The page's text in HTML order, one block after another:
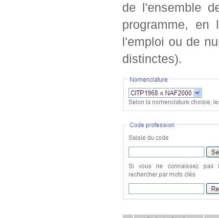
de l'ensemble
programme, en
l'emploi ou de
distinctes).